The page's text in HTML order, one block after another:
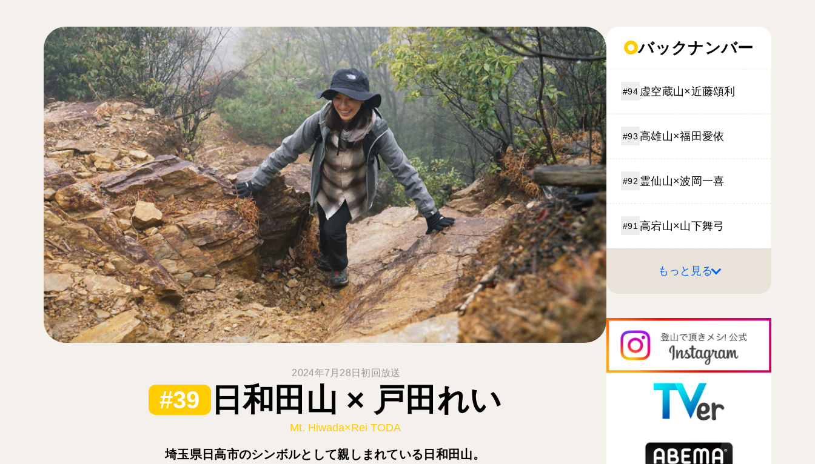
2024年7月28日初回放送
#39 日和田山 × 戸田れい
Mt. Hiwada×Rei TODA
埼玉県日高市のシンボルとして親しまれている日和田山。
バックナンバー
#94 虚空蔵山×近藤頌利
#93 高雄山×福田愛依
#92 霊仙山×波岡一喜
#91 高宕山×山下舞弓
もっと見る